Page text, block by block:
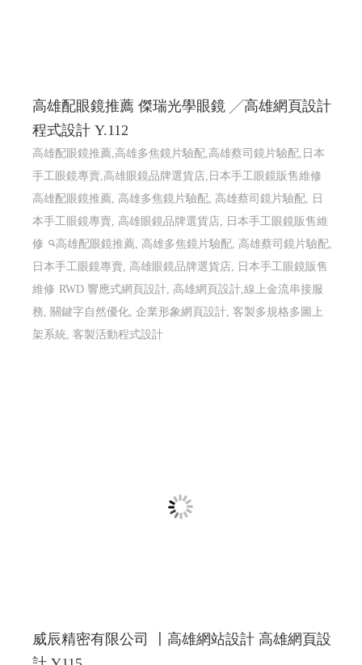
高雄配眼鏡推薦 傑瑞光學眼鏡 ╱高雄網頁設計
程式設計 Y.112
高雄配眼鏡推薦,高雄多焦鏡片驗配,高雄蔡司鏡片驗配,日本
手工眼鏡專賣,高雄眼鏡品牌選貨店,日本手工眼鏡販售維修
高雄配眼鏡推薦, 高雄多焦鏡片驗配, 高雄蔡司鏡片驗配, 日
本手工眼鏡專賣, 高雄眼鏡品牌選貨店, 日本手工眼鏡販售維
修
高雄配眼鏡推薦, 高雄多焦鏡片驗配, 高雄蔡司鏡片驗配,
日本手工眼鏡專賣, 高雄眼鏡品牌選貨店, 日本手工眼鏡販售
維修 RWD 響應式網頁設計, 高雄網頁設計,線上金流串接服
務, 關鍵字自然優化, 企業形象網頁設計, 客製多規格多圖上
架系統, 客製活動程式設計
威辰精密有限公司 〡高雄網站設計 高雄網頁設